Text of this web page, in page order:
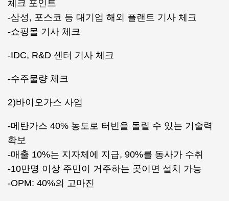
체크 포인트
-삼성, 포스코 등 대기업 해외 플랜트 기사 체크
-쇼핑몰 기사 체크
-IDC, R&D 센터 기사 체크
-수주물량 체크
2)바이오가스 사업
-메탄가스 40% 농도로 터빈을 돌릴 수 있는 기술력
확보
-매출 10%는 지자체에 지급, 90%를 동사가 수취
-10만명 이상 주민이 거주하는 곳이면 설치 가능
-OPM: 40%의 고마진